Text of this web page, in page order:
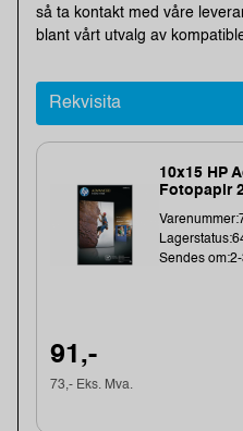
så ta kontakt med våre
blant vårt utvalg av
Rekvisita
10x15 HP
Fotopapir
Sendes
91,-
73,- Eks. Mva.